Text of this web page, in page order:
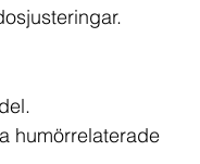
humörrelaterade